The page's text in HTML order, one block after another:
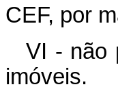
CEF, por
VI - não
imóveis.